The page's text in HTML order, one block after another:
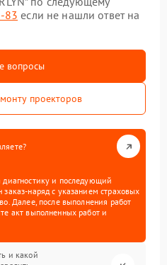
83 если не нашли ответ на
вопросы
проекторов
диагностику и последующий
заказ-наряд с указанием страховых
Далее, после выполнения работ
акт выполненных работ и
и какой